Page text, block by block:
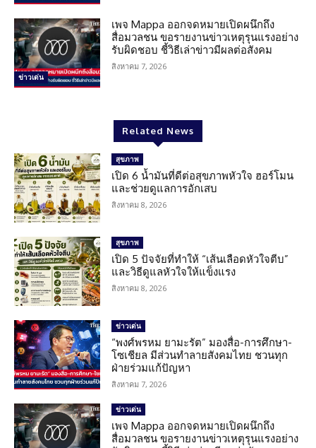
ข่าวเด่น
เพจ Mappa ออกจดหมายเปิดผนึกถึง
สื่อมวลชน ขอรายงานข่าวเหตุรุนแรงอย่าง
รับผิดชอบ ชี้วิธีเล่าข่าวมีผลต่อสังคม
สิงหาคม 7, 2026
Related News
สุขภาพ
เปิด 6 น้ำมันที่ดีต่อสุขภาพหัวใจ ฮอร์โมน
และช่วยดูแลการอักเสบ
สิงหาคม 8, 2026
สุขภาพ
เปิด 5 ปัจจัยที่ทำให้ “เส้นเลือดหัวใจตีบ”
และวิธีดูแลหัวใจให้แข็งแรง
สิงหาคม 8, 2026
ข่าวเด่น
“พงศ์พรหม ยามะรัต” มองสื่อ-การศึกษา-
โซเชียล มีส่วนทำลายสังคมไทย ชวนทุก
ฝ่ายร่วมแก้ปัญหา
สิงหาคม 7, 2026
ข่าวเด่น
เพจ Mappa ออกจดหมายเปิดผนึกถึง
สื่อมวลชน ขอรายงานข่าวเหตุรุนแรงอย่าง